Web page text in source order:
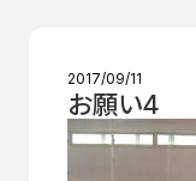
2017/09/11
お願い4